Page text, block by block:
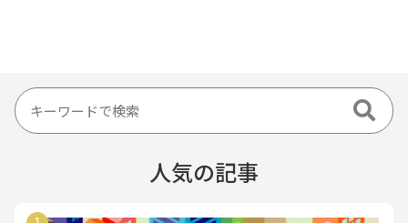
人気の記事